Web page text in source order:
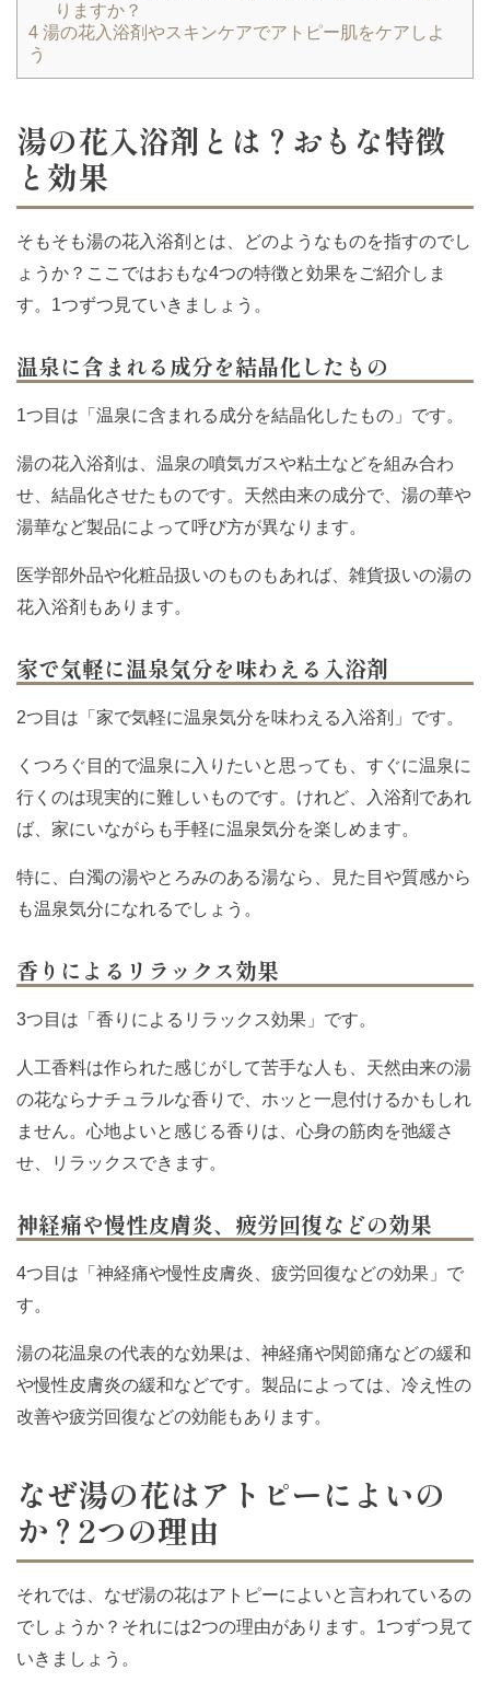
りますか？
4 湯の花入浴剤やスキンケアでアトピー肌をケアしよ
う
湯の花入浴剤とは？おもな特徴
と効果
そもそも湯の花入浴剤とは、どのようなものを指すのでし
ょうか？ここではおもな4つの特徴と効果をご紹介しま
す。1つずつ見ていきましょう。
温泉に含まれる成分を結晶化したもの
1つ目は「温泉に含まれる成分を結晶化したもの」です。
湯の花入浴剤は、温泉の噴気ガスや粘土などを組み合わ
せ、結晶化させたものです。天然由来の成分で、湯の華や
湯華など製品によって呼び方が異なります。
医学部外品や化粧品扱いのものもあれば、雑貨扱いの湯の
花入浴剤もあります。
家で気軽に温泉気分を味わえる入浴剤
2つ目は「家で気軽に温泉気分を味わえる入浴剤」です。
くつろぐ目的で温泉に入りたいと思っても、すぐに温泉に
行くのは現実的に難しいものです。けれど、入浴剤であれ
ば、家にいながらも手軽に温泉気分を楽しめます。
特に、白濁の湯やとろみのある湯なら、見た目や質感から
も温泉気分になれるでしょう。
香りによるリラックス効果
3つ目は「香りによるリラックス効果」です。
人工香料は作られた感じがして苦手な人も、天然由来の湯
の花ならナチュラルな香りで、ホッと一息付けるかもしれ
ません。心地よいと感じる香りは、心身の筋肉を弛緩さ
せ、リラックスできます。
神経痛や慢性皮膚炎、疲労回復などの効果
4つ目は「神経痛や慢性皮膚炎、疲労回復などの効果」で
す。
湯の花温泉の代表的な効果は、神経痛や関節痛などの緩和
や慢性皮膚炎の緩和などです。製品によっては、冷え性の
改善や疲労回復などの効能もあります。
なぜ湯の花はアトピーによいの
か？2つの理由
それでは、なぜ湯の花はアトピーによいと言われているの
でしょうか？それには2つの理由があります。1つずつ見て
いきましょう。